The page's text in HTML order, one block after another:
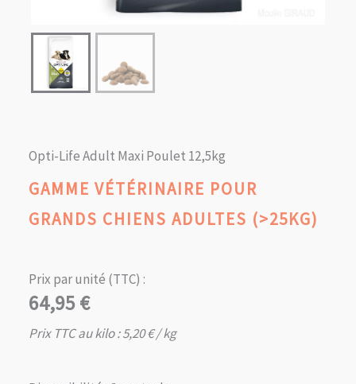
Opti-Life Adult Maxi Poulet 12,5kg
GAMME VÉTÉRINAIRE POUR
GRANDS CHIENS ADULTES (>25KG)
Prix par unité (TTC) :
64,95€
Prix TTC au kilo :5,20€/ kg